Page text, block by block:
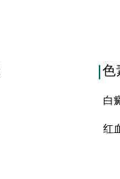
色
白
红